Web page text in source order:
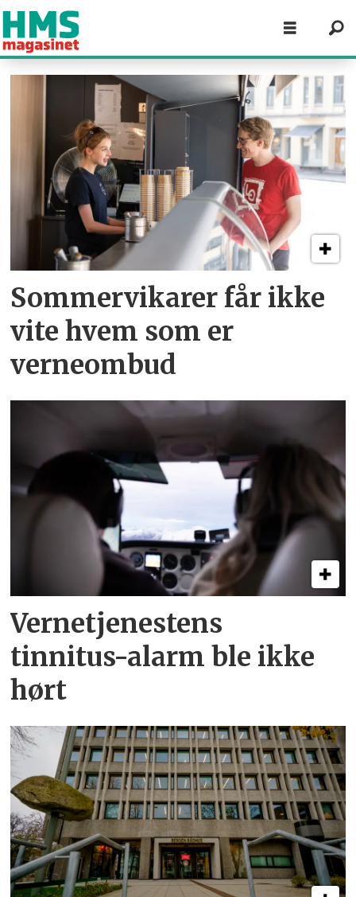
Tag:
verneombud
Sommervikarer får ikke
vite hvem som er
verneombud
Vernetjenestens
tinnitus-alarm ble ikke
hørt